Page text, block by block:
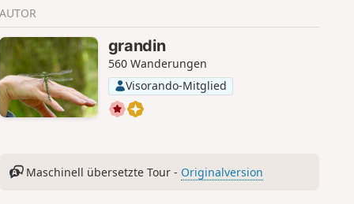
AUTOR
grandin
560 Wanderungen
Visorando-Mitglied
Maschinell übersetzte Tour - Originalversion